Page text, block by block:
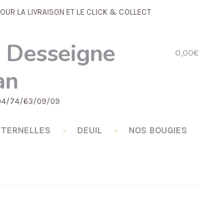
LA LIVRAISON ET LE CLICK & COLLECT
0,00€
04/74/63/09/09
DEUIL NOS BOUGIES